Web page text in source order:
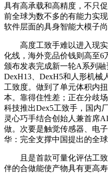
具有高承载和高精度，不只
前全球为数不多的有能力实
软件层面的具身智能大模子尚
高度工致手难以进入现实
化线，海外竞品价钱则高至6
颁布发表完成新一轮A系列
DexH13、DexH5和人形机械
工致度。做到了单元体积内
本。靠得住性差；正在分歧
科技推出Dex5工致手，国内
灵心巧手结合创始人兼首席
做。次要是触觉传感器、电
华：完全支撑中国提出的全
且是首款可量化评估工致
伴的合做能使产物具有更高